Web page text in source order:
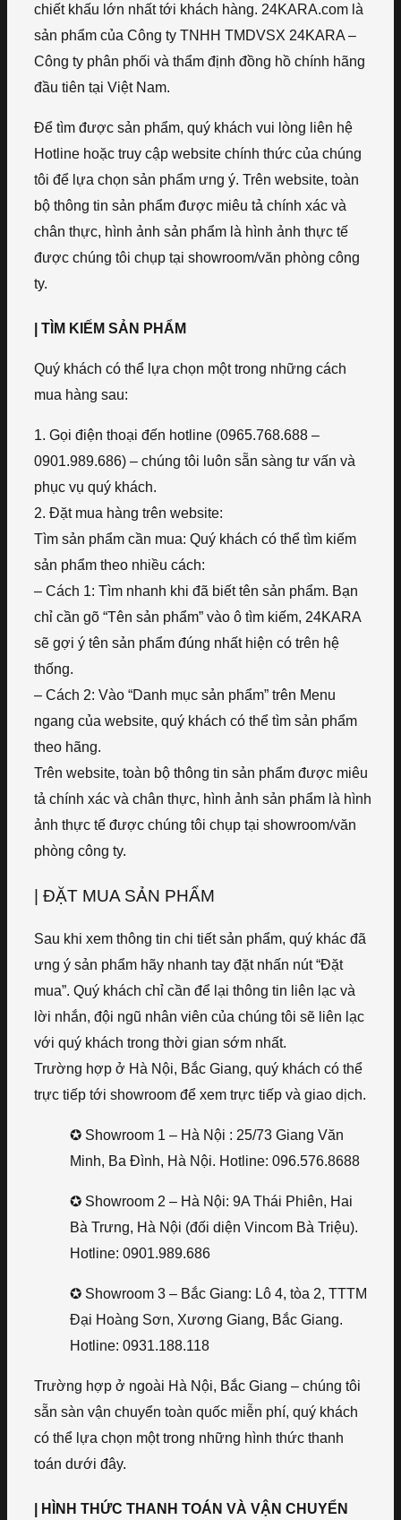
chiết khấu lớn nhất tới khách hàng. 24KARA.com là
sản phẩm của Công ty TNHH TMDVSX 24KARA –
Công ty phân phối và thẩm định đồng hồ chính hãng
đầu tiên tại Việt Nam.
Để tìm được sản phẩm, quý khách vui lòng liên hệ
Hotline hoặc truy cập website chính thức của chúng
tôi để lựa chọn sản phẩm ưng ý. Trên website, toàn
bộ thông tin sản phẩm được miêu tả chính xác và
chân thực, hình ảnh sản phẩm là hình ảnh thực tế
được chúng tôi chụp tại showroom/văn phòng công
ty.
| TÌM KIẾM SẢN PHẨM
Quý khách có thể lựa chọn một trong những cách
mua hàng sau:
1. Gọi điện thoại đến hotline (0965.768.688 –
0901.989.686) – chúng tôi luôn sẵn sàng tư vấn và
phục vụ quý khách.
2. Đặt mua hàng trên website:
Tìm sản phẩm cần mua: Quý khách có thể tìm kiếm
sản phẩm theo nhiều cách:
– Cách 1: Tìm nhanh khi đã biết tên sản phẩm. Bạn
chỉ cần gõ “Tên sản phẩm” vào ô tìm kiếm, 24KARA
sẽ gợi ý tên sản phẩm đúng nhất hiện có trên hệ
thống.
– Cách 2: Vào “Danh mục sản phẩm” trên Menu
ngang của website, quý khách có thể tìm sản phẩm
theo hãng.
Trên website, toàn bộ thông tin sản phẩm được miêu
tả chính xác và chân thực, hình ảnh sản phẩm là hình
ảnh thực tế được chúng tôi chụp tại showroom/văn
phòng công ty.
| ĐẶT MUA SẢN PHẨM
Sau khi xem thông tin chi tiết sản phẩm, quý khác đã
ưng ý sản phẩm hãy nhanh tay đặt nhấn nút “Đặt
mua”. Quý khách chỉ cần để lại thông tin liên lạc và
lời nhắn, đội ngũ nhân viên của chúng tôi sẽ liên lạc
với quý khách trong thời gian sớm nhất.
Trường hợp ở Hà Nội, Bắc Giang, quý khách có thể
trực tiếp tới showroom để xem trực tiếp và giao dịch.
✪ Showroom 1 – Hà Nội : 25/73 Giang Văn
Minh, Ba Đình, Hà Nội. Hotline: 096.576.8688
✪ Showroom 2 – Hà Nội: 9A Thái Phiên, Hai
Bà Trưng, Hà Nội (đối diện Vincom Bà Triệu).
Hotline: 0901.989.686
✪ Showroom 3 – Bắc Giang: Lô 4, tòa 2, TTTM
Đại Hoàng Sơn, Xương Giang, Bắc Giang.
Hotline: 0931.188.118
Trường hợp ở ngoài Hà Nội, Bắc Giang – chúng tôi
sẵn sàn vận chuyển toàn quốc miễn phí, quý khách
có thể lựa chọn một trong những hình thức thanh
toán dưới đây.
| HÌNH THỨC THANH TOÁN VÀ VẬN CHUYỂN